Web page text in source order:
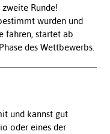
Runde!
wurden und
fahren, startet ab
des Wettbewerbs.
und kannst gut
oder eines der